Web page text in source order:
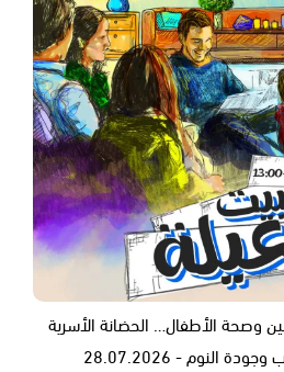
وصحة الأطفال… الحضانة الأسرية
النوم - 28.07.2026